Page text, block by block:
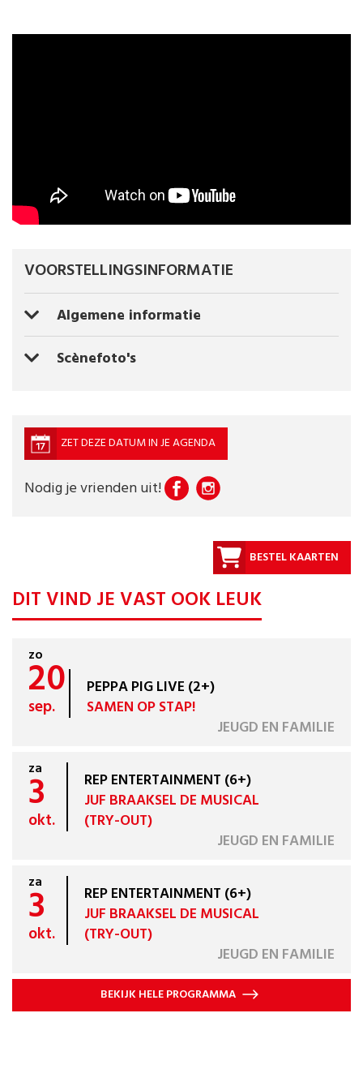
VOORSTELLINGSINFORMATIE
Algemene informatie
Scènefoto's
ZET DEZE DATUM IN JE AGENDA
Nodig je vrienden uit!
BESTEL KAARTEN
DIT VIND JE VAST OOK LEUK
zo
20
sep.
PEPPA PIG LIVE (2+)
SAMEN OP STAP!
JEUGD EN FAMILIE
za
3
okt.
REP ENTERTAINMENT (6+)
JUF BRAAKSEL DE MUSICAL
(TRY-OUT)
JEUGD EN FAMILIE
za
3
okt.
REP ENTERTAINMENT (6+)
JUF BRAAKSEL DE MUSICAL
(TRY-OUT)
JEUGD EN FAMILIE
BEKIJK HELE PROGRAMMA